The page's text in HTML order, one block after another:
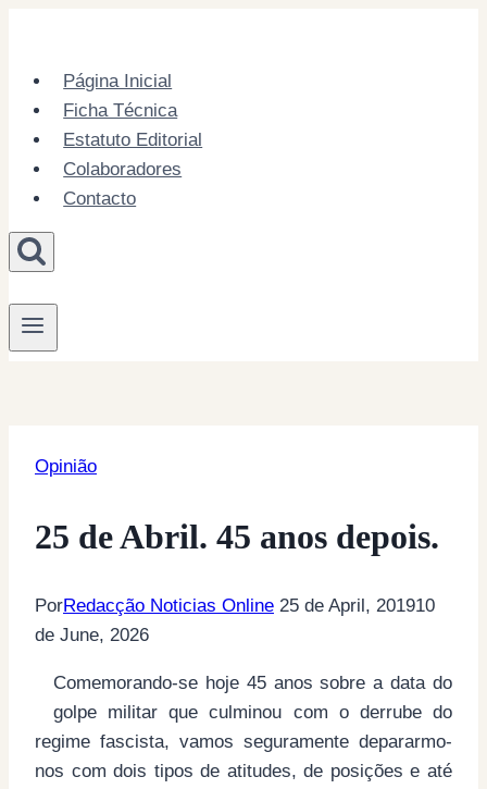
contentPágina Inicial
Ficha Técnica
Estatuto Editorial
Colaboradores
Contacto
Opinião
25 de Abril. 45 anos depois.
PorRedacção Noticias Online 25 de April, 201910
de June, 2026
Comemorando-se hoje 45 anos sobre a data do
golpe militar que culminou com o derrube do
regime fascista, vamos seguramente depararmo-
nos com dois tipos de atitudes, de posições e até